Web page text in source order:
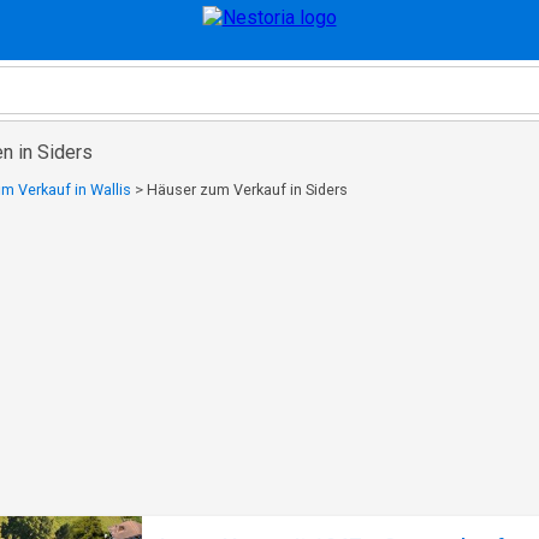
in Siders
Verkauf in Wallis > Häuser zum Verkauf in Siders